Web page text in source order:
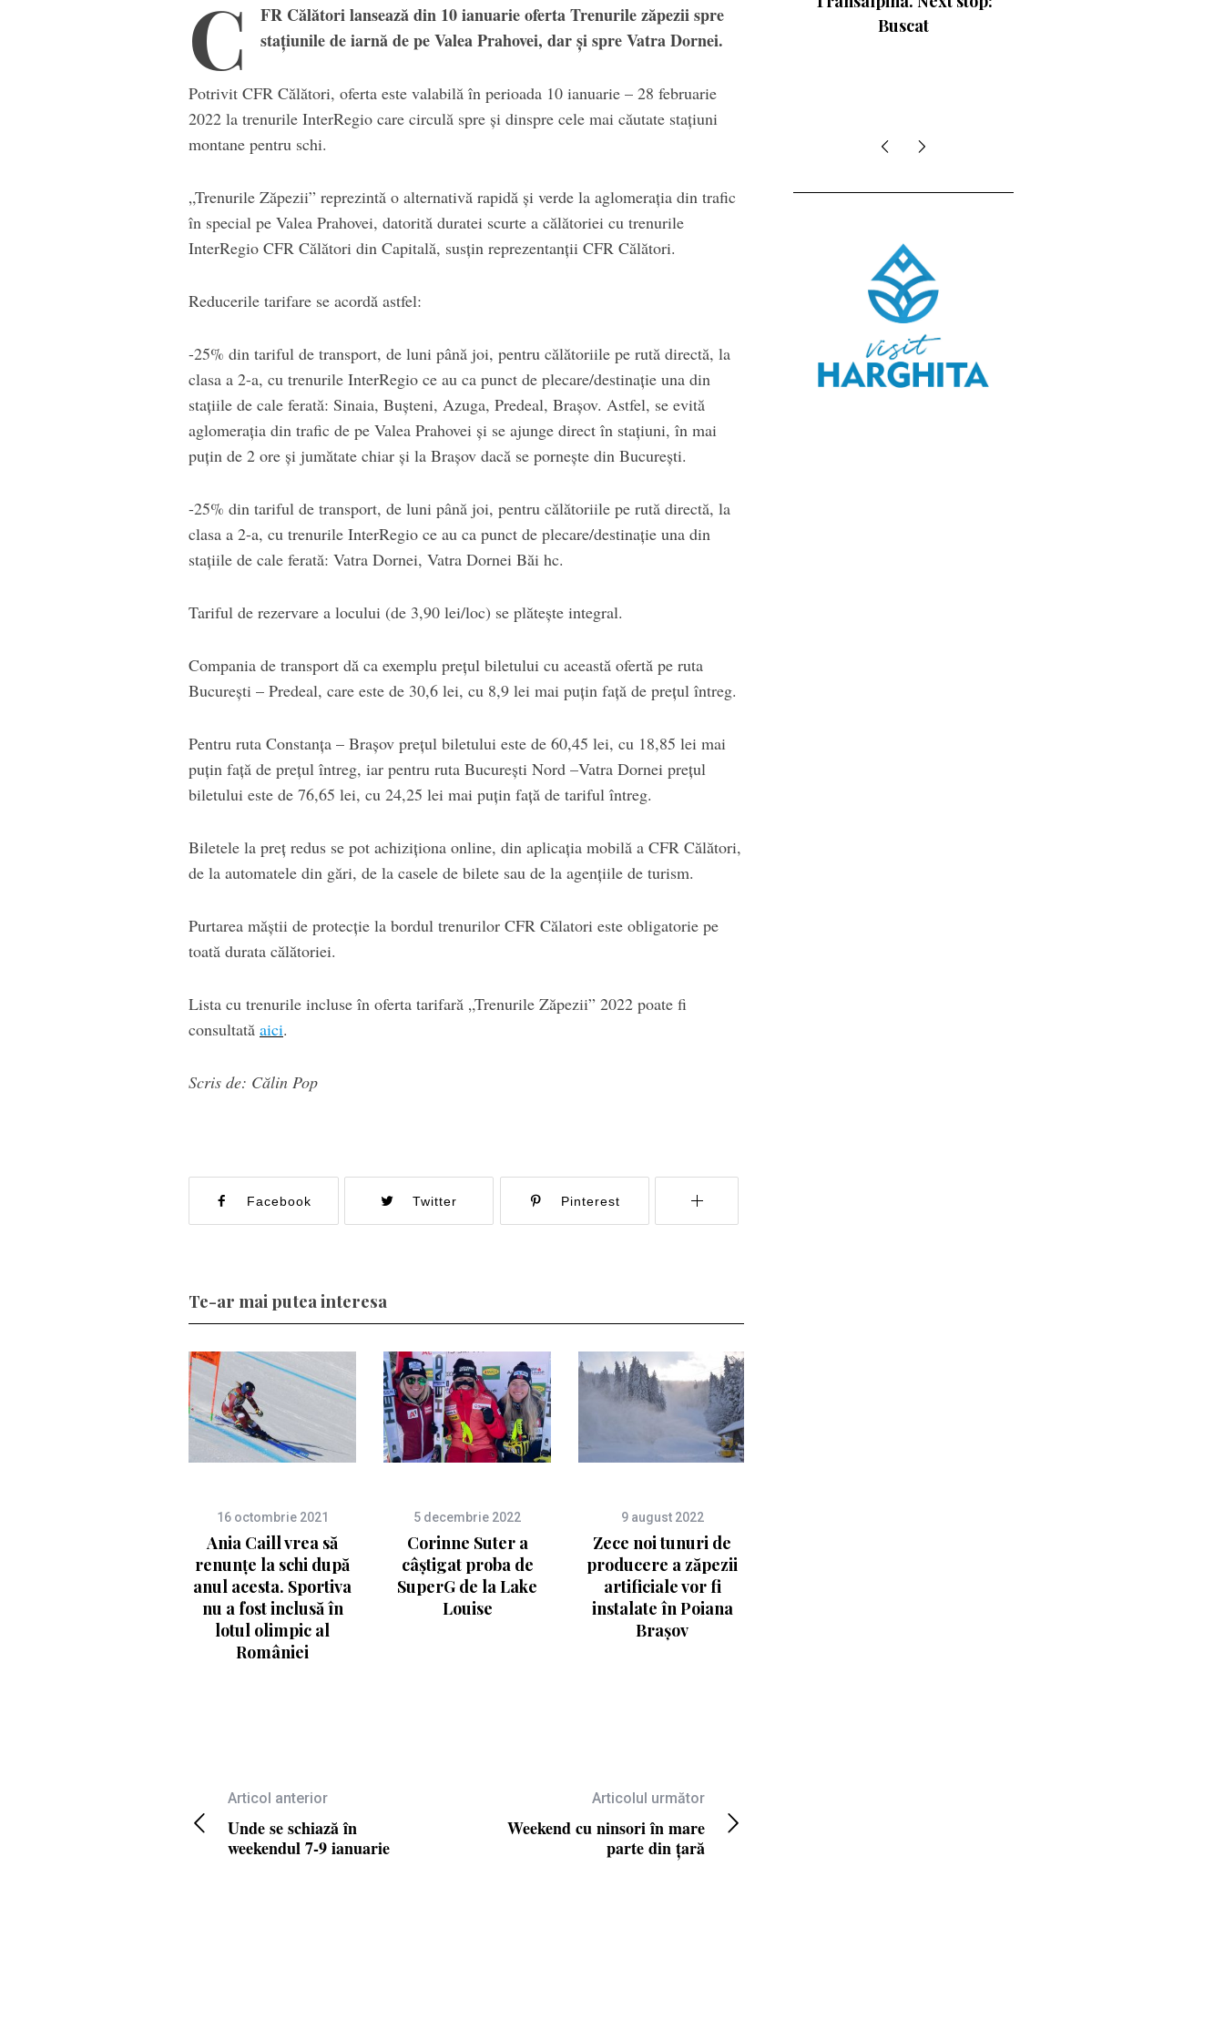
C
FR Călători lansează din 10 ianuarie oferta Trenurile zăpezii spre
stațiunile de iarnă de pe Valea Prahovei, dar și spre Vatra Dornei.
Potrivit CFR Călători, oferta este valabilă în perioada 10 ianuarie – 28 februarie
2022 la trenurile InterRegio care circulă spre şi dinspre cele mai căutate staţiuni
montane pentru schi.
„Trenurile Zăpezii” reprezintă o alternativă rapidă și verde la aglomerația din trafic
în special pe Valea Prahovei, datorită duratei scurte a călătoriei cu trenurile
InterRegio CFR Călători din Capitală, susțin reprezentanții CFR Călători.
Reducerile tarifare se acordă astfel:
-25% din tariful de transport, de luni până joi, pentru călătoriile pe rută directă, la
clasa a 2-a, cu trenurile InterRegio ce au ca punct de plecare/destinație una din
stațiile de cale ferată: Sinaia, Bușteni, Azuga, Predeal, Brașov. Astfel, se evită
aglomerația din trafic de pe Valea Prahovei și se ajunge direct în stațiuni, în mai
puțin de 2 ore și jumătate chiar și la Brașov dacă se pornește din București.
-25% din tariful de transport, de luni până joi, pentru călătoriile pe rută directă, la
clasa a 2-a, cu trenurile InterRegio ce au ca punct de plecare/destinație una din
stațiile de cale ferată: Vatra Dornei, Vatra Dornei Băi hc.
Tariful de rezervare a locului (de 3,90 lei/loc) se plătește integral.
Compania de transport dă ca exemplu preţul biletului cu această ofertă pe ruta
București – Predeal, care este de 30,6 lei, cu 8,9 lei mai puţin faţă de preţul întreg.
Pentru ruta Constanţa – Braşov preţul biletului este de 60,45 lei, cu 18,85 lei mai
puţin faţă de preţul întreg, iar pentru ruta Bucureşti Nord –Vatra Dornei preţul
biletului este de 76,65 lei, cu 24,25 lei mai puţin față de tariful întreg.
Biletele la preţ redus se pot achiziționa online, din aplicația mobilă a CFR Călători,
de la automatele din gări, de la casele de bilete sau de la agențiile de turism.
Purtarea măștii de protecție la bordul trenurilor CFR Călatori este obligatorie pe
toată durata călătoriei.
Lista cu trenurile incluse în oferta tarifară „Trenurile Zăpezii” 2022 poate fi
consultată aici.
Scris de: Călin Pop
Facebook Twitter Pinterest
Te-ar mai putea interesa
16 octombrie 2021
Ania Caill vrea să
renunțe la schi după
anul acesta. Sportiva
nu a fost inclusă în
lotul olimpic al
României
5 decembrie 2022
Corinne Suter a
câștigat proba de
SuperG de la Lake
Louise
9 august 2022
Zece noi tunuri de
producere a zăpezii
artificiale vor fi
instalate în Poiana
Brașov
Articol anterior
Unde se schiază în
weekendul 7-9 ianuarie
Articolul următor
Weekend cu ninsori în mare
parte din țară